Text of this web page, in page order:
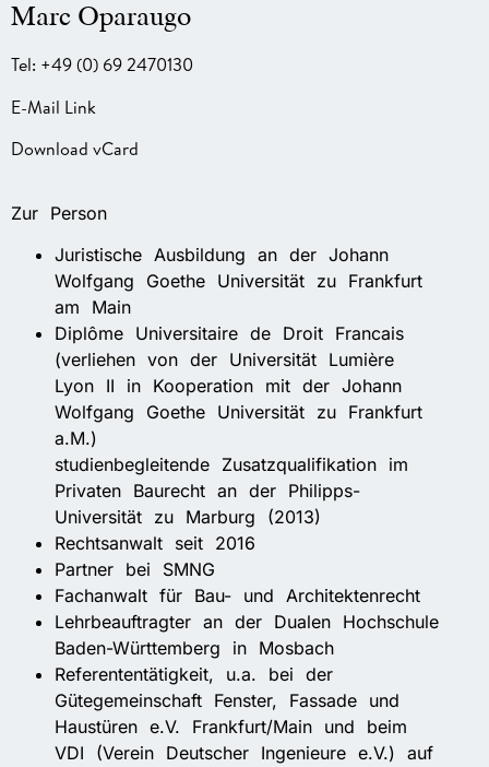
Marc Oparaugo
Tel: +49 (0) 69 2470130
E-Mail Link
Download vCard
Zur Person
Juristische Ausbildung an der Johann
Wolfgang Goethe Universität zu Frankfurt
am Main
Diplôme Universitaire de Droit Francais
(verliehen von der Universität Lumière
Lyon II in Kooperation mit der Johann
Wolfgang Goethe Universität zu Frankfurt
a.M.)
studienbegleitende Zusatzqualifikation im
Privaten Baurecht an der Philipps-
Universität zu Marburg (2013)
Rechtsanwalt seit 2016
Partner bei SMNG
Fachanwalt für Bau- und Architektenrecht
Lehrbeauftragter an der Dualen Hochschule
Baden-Württemberg in Mosbach
Referententätigkeit, u.a. bei der
Gütegemeinschaft Fenster, Fassade und
Haustüren e.V. Frankfurt/Main und beim
VDI (Verein Deutscher Ingenieure e.V.) auf